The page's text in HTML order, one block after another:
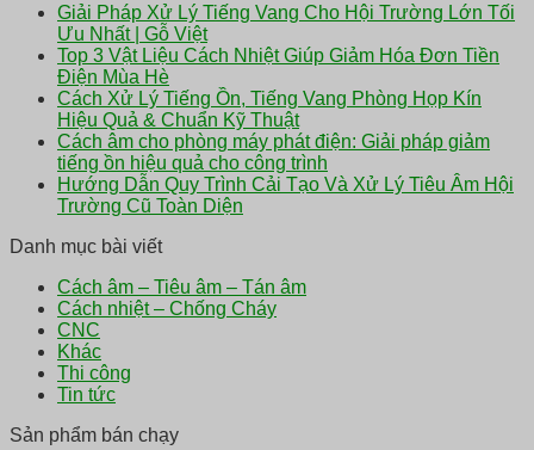
Giải Pháp Xử Lý Tiếng Vang Cho Hội Trường Lớn Tối
Ưu Nhất | Gỗ Việt
Top 3 Vật Liệu Cách Nhiệt Giúp Giảm Hóa Đơn Tiền
Điện Mùa Hè
Cách Xử Lý Tiếng Ồn, Tiếng Vang Phòng Họp Kín
Hiệu Quả & Chuẩn Kỹ Thuật
Cách âm cho phòng máy phát điện: Giải pháp giảm
tiếng ồn hiệu quả cho công trình
Hướng Dẫn Quy Trình Cải Tạo Và Xử Lý Tiêu Âm Hội
Trường Cũ Toàn Diện
Danh mục bài viết
Cách âm – Tiêu âm – Tán âm
Cách nhiệt – Chống Cháy
CNC
Khác
Thi công
Tin tức
Sản phẩm bán chạy